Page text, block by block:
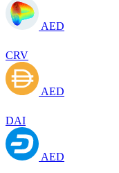
AED
CRV
AED
DAI
AED